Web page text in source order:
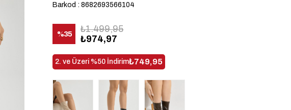
Barkod : 8682693566104
%35
İndirim
₺1.499,95
₺974,97
2. ve Üzeri %50 İndirim₺749,95